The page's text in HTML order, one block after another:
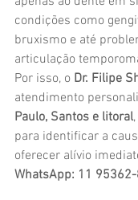
condições como
bruxismo e até
articulação
Por isso, o Dr. Filipe
atendimento
Paulo, Santos e litoral
para identificar a
oferecer alívio
WhatsApp: 11